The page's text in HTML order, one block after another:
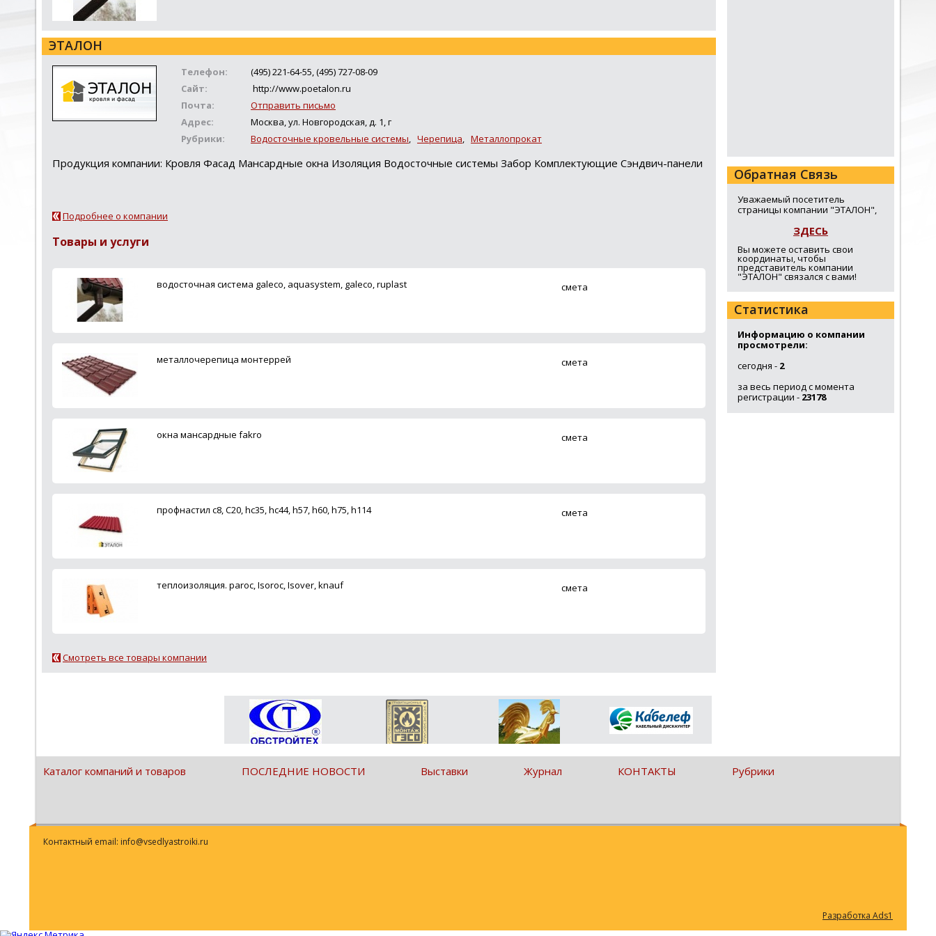
ЭТАЛОН
Телефон:
(495) 221-64-55, (495) 727-08-09
Сайт:
http://www.poetalon.ru
Почта:
Отправить письмо
Адрес:
Москва, ул. Новгородская, д. 1, г
Рубрики:
Водосточные кровельные системы, Черепица, Металлопрокат
Продукция компании: Кровля Фасад Мансардные окна Изоляция Водосточные системы Забор Комплектующие Сэндвич-панели
Подробнее о компании
Товары и услуги
водосточная система galeco, aquasystem, galeco, ruplast смета
металлочерепица монтеррей смета
окна мансардные fakro смета
профнастил c8, С20, hc35, hc44, h57, h60, h75, h114 смета
теплоизоляция. paroc, Isoroc, Isover, knauf смета
Смотреть все товары компании
Обратная Связь
Уважаемый посетитель
страницы компании "ЭТАЛОН",
ЗДЕСЬ
Вы можете оставить свои
координаты, чтобы
представитель компании
"ЭТАЛОН" связался с вами!
Статистика
Информацию о компании
просмотрели:
сегодня - 2
за весь период с момента
регистрации - 23178
Каталог компаний и товаров ПОСЛЕДНИЕ НОВОСТИ Выставки Журнал КОНТАКТЫ Рубрики
Контактный email: info@vsedlyastroiki.ru
Разработка Ads1